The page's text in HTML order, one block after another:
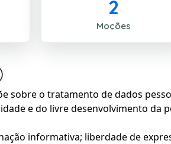
2
Moções
sobre o tratamento de dados
e do livre desenvolvimento da
informativa; liberdade de